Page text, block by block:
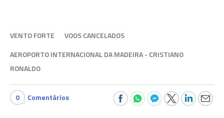
VENTO FORTE
VOOS CANCELADOS
AEROPORTO INTERNACIONAL DA MADEIRA - CRISTIANO
RONALDO
0 Comentários